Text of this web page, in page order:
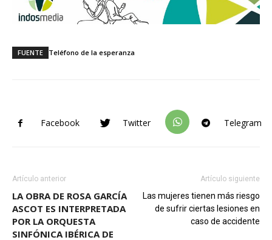
FUENTE Teléfono de la esperanza
Facebook Twitter Telegram
Artículo anterior
LA OBRA DE ROSA GARCÍA
ASCOT ES INTERPRETADA
POR LA ORQUESTA
SINFÓNICA IBÉRICA DE
Artículo siguiente
Las mujeres tienen más riesgo
de sufrir ciertas lesiones en
caso de accidente